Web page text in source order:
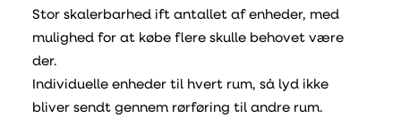
Stor skalerbarhed ift antallet af enheder, med
mulighed for at købe flere skulle behovet være
der.
Individuelle enheder til hvert rum, så lyd ikke
bliver sendt gennem rørføring til andre rum.